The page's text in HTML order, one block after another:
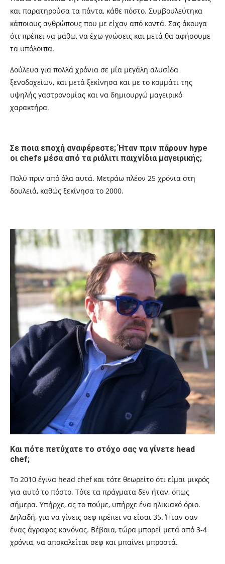
και παρατηρούσα τα πάντα, κάθε πόστο. Συμβουλεύτηκα
κάποιους ανθρώπους που με είχαν από κοντά. Σας άκουγα
ότι πρέπει να μάθω, να έχω γνώσεις και μετά θα αφήσουμε
τα υπόλοιπα.
Δούλευα για πολλά χρόνια σε μία μεγάλη αλυσίδα
ξενοδοχείων, και μετά ξεκίνησα και με το κομμάτι της
υψηλής γαστρονομίας και να δημιουργώ μαγειρικό
χαρακτήρα.
Σε ποια εποχή αναφέρεστε; Ήταν πριν πάρουν hype
οι chefs μέσα από τα ριάλιτι παιχνίδια μαγειρικής;
Πολύ πριν από όλα αυτά. Μετράω πλέον 25 χρόνια στη
δουλειά, καθώς ξεκίνησα το 2000.
Και πότε πετύχατε το στόχο σας να γίνετε head
chef;
Το 2010 έγινα head chef και τότε θεωρείτο ότι είμαι μικρός
για αυτό το πόστο. Τότε τα πράγματα δεν ήταν, όπως
σήμερα. Υπήρχε, ας το πούμε, υπήρχε ένα ηλικιακό όριο.
Δηλαδή, για να γίνεις σεφ πρέπει να είσαι 35. Ήταν σαν
ένας άγραφος κανόνας. Βέβαια, τώρα μπορεί μετά από 3-4
χρόνια, να αποκαλείται σεφ και μπαίνει μπροστά.